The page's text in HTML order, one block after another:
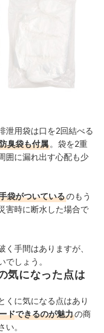
泄用袋は口を2回結べる
臭袋も付属 。袋を2重
囲に漏れ出す心配も少
袋がついているのもう
害時に断水した場合で
手間はありますが、
しょう。
気になった点は
くに気になる点はあり
ドできるのが魅力の商
。